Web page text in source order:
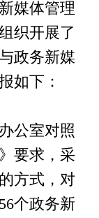
媒体管理
织开展了
政务新媒
如下：
公室对照
要求，采
方式，对
个政务新